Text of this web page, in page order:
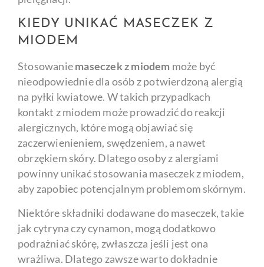
KIEDY UNIKAĆ MASECZEK Z
MIODEM
Stosowaniemaseczek z miodem może być
nieodpowiednie dla osób z potwierdzoną alergią
na pyłki kwiatowe. W takich przypadkach
kontakt z miodem może prowadzić do reakcji
alergicznych, które mogą objawiać się
zaczerwienieniem, swędzeniem, a nawet
obrzękiem skóry. Dlatego osoby z alergiami
powinny unikać stosowania maseczek z miodem,
aby zapobiec potencjalnym problemom skórnym.
Niektóre składniki dodawane do maseczek, takie
jak cytryna czy cynamon, mogą dodatkowo
podrażniać skórę, zwłaszcza jeśli jest ona
wrażliwa. Dlatego zawsze warto dokładnie